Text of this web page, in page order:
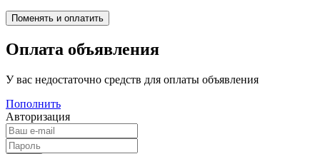
Оплата объявления
У вас недостаточно средств для оплаты объявления
Пополнить
Авторизация